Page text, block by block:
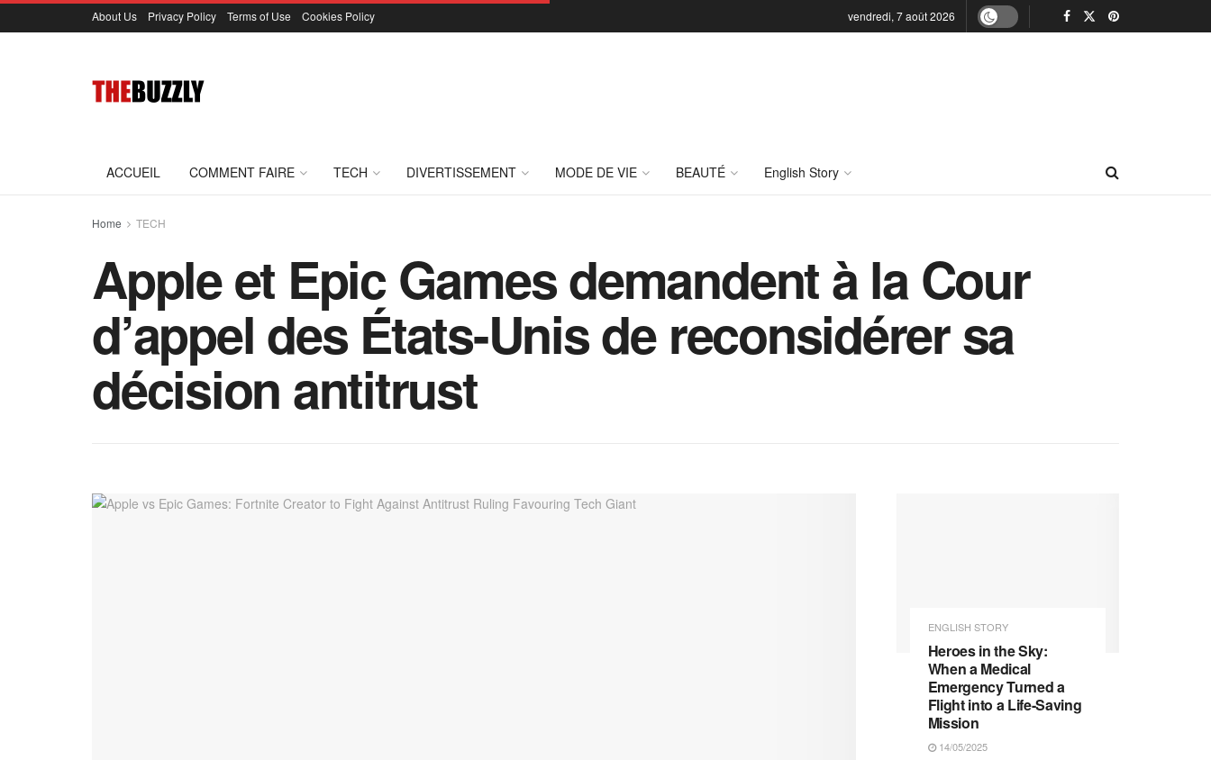
About Us Privacy Policy Terms of Use Cookies Policy vendredi, 7 août 2026
ACCUEIL COMMENT FAIRE TECH DIVERTISSEMENT MODE DE VIE BEAUTÉ English Story
Home TECH
Apple et Epic Games demandent à la Cour
d’appel des États-Unis de reconsidérer sa
décision antitrust
ENGLISH STORY
Heroes in the Sky:
When a Medical
Emergency Turned a
Flight into a Life-Saving
Mission
14/05/2025